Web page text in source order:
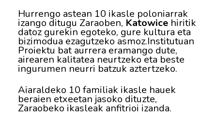
Hurrengo astean 10 ikasle poloniarrak
izango ditugu Zaraoben, Katowicehiritik
datoz gurekin egoteko, gure kultura eta
bizimodua ezagutzeko asmoz.Institutuan
Proiektu bat aurrera eramango dute,
airearen kalitatea neurtzeko eta beste
ingurumen neurri batzuk aztertzeko.
Aiaraldeko 10 familiak ikasle hauek
beraien etxeetan jasoko dituzte,
Zaraobeko ikasleak anfitrioi izanda.